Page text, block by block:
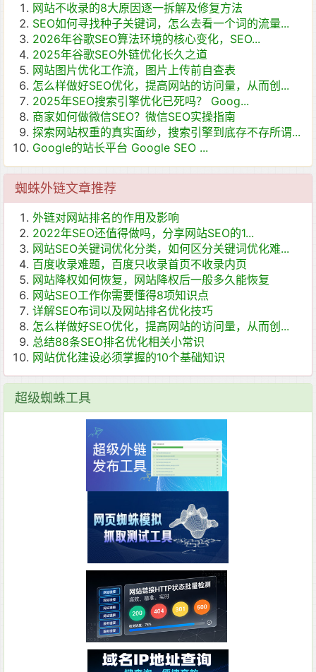
网站不收录的8大原因逐一拆解及修复方法
SEO如何寻找种子关键词，怎么去看一个词的流量...
2026年谷歌SEO算法环境的核心变化，SEO...
2025年谷歌SEO外链优化长久之道
网站图片优化工作流，图片上传前自查表
怎么样做好SEO优化，提高网站的访问量，从而创...
2025年SEO搜索引擎优化已死吗？ Goog...
商家如何做微信SEO？微信SEO实操指南
探索网站权重的真实面纱，搜索引擎到底存不存所谓...
Google的站长平台 Google SEO ...
蜘蛛外链文章推荐
外链对网站排名的作用及影响
2022年SEO还值得做吗，分享网站SEO的1...
网站SEO关键词优化分类，如何区分关键词优化难...
百度收录难题，百度只收录首页不收录内页
网站降权如何恢复，网站降权后一般多久能恢复
网站SEO工作你需要懂得8项知识点
详解SEO布词以及网站排名优化技巧
怎么样做好SEO优化，提高网站的访问量，从而创...
总结88条SEO排名优化相关小常识
网站优化建设必须掌握的10个基础知识
超级蜘蛛工具